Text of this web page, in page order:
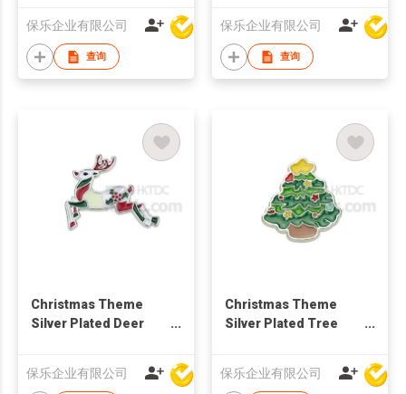
保乐企业有限公司
查询
保乐企业有限公司
查询
Christmas Theme
Silver Plated Deer
保乐企业有限公司
Christmas Theme
Silver Plated Tree
保乐企业有限公司